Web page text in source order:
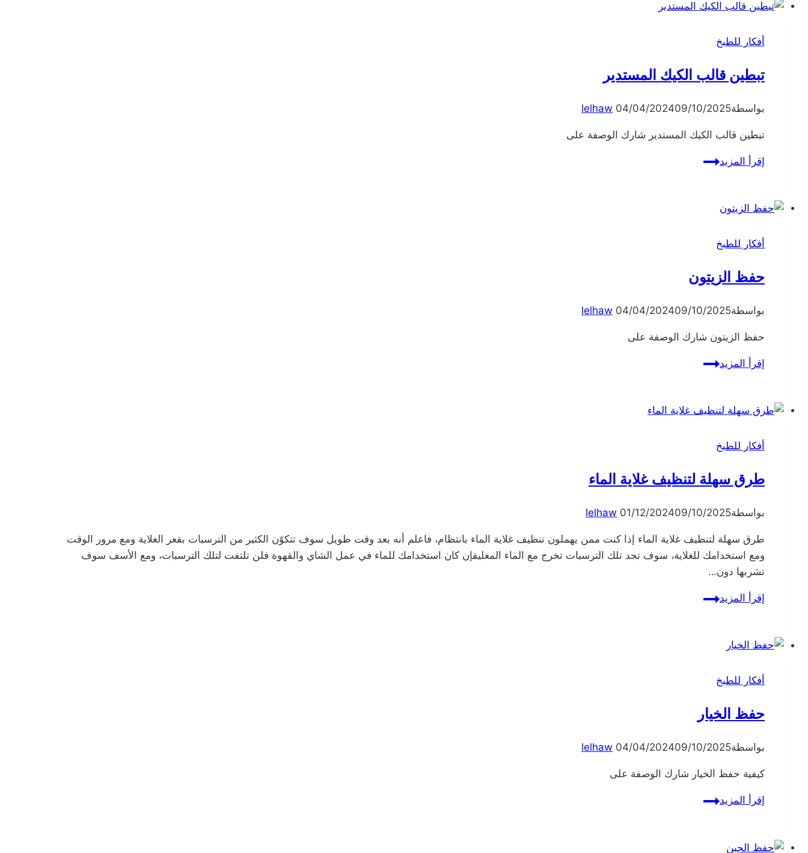
الطواجن
أفكار للطبخ
تبطين قالب الكيك المستدير
بواسطة lelhaw 04/04/202409/10/2025
تبطين قالب الكيك المستدير شارك الوصفة على
إقرأ المزيدتبطين
أفكار للطبخ
حفظ الزيتون
بواسطة lelhaw 04/04/202409/10/2025
حفظ الزيتون شارك الوصفة على
إقرأ المزيدحفظ
أفكار للطبخ
طرق سهلة لتنظيف غلاية الماء
بواسطة lelhaw 01/12/202409/10/2025
طرق سهلة لتنظيف غلاية الماء إذا كنت ممن يهملون تنظيف غلاية الماء بانتظام، فاعلم أنه بعد وقت طويل سوف تتكوّن الكثير من الترسبات بقعر الغلاية ومع مرور الوقت
ومع استخدامك للغلاية، سوف تجد تلك الترسبات تخرج مع الماء المغليفإن كان استخدامك للماء في عمل الشاي والقهوة فلن تلتفت لتلك الترسبات، ومع الأسف سوف
تشربها دون…
إقرأ المزيدطرق
أفكار للطبخ
حفظ الخيار
بواسطة lelhaw 04/04/202409/10/2025
كيفية حفظ الخيار شارك الوصفة على
إقرأ المزيدحفظ